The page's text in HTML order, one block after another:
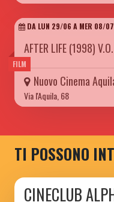
FILM
DA LUN 29/06 A MER 08/
AFTER LIFE (1998)
Nuovo Cinema
Via l'Aquila, 68
TI POSSONO
CINECLUB